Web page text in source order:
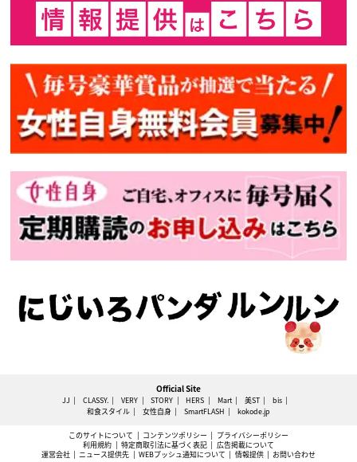
Official Site
JJ CLASSY. VERY STORY HERS Mart 美ST
bis
和食スタイル
女性自身 SmartFLASH kokode.jp
このサイトについて コンテンツポリシー
プライバシーポリシー
利用規約
特定商取引法に基づく表記
広告掲載について
運営会社
ニュース提供先 WEBプッシュ通知について 情報提供 お問い合わせ